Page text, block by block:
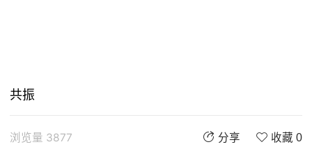
共振
浏览量 3877 分享 收藏 0